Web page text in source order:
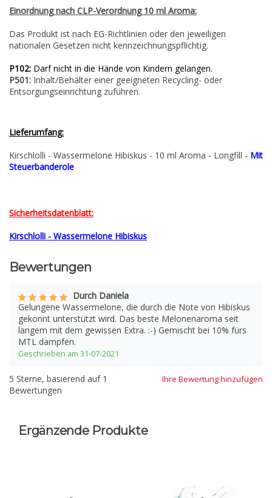
Einordnung nach CLP-Verordnung 10 ml Aroma:
Das Produkt ist nach EG-Richtlinien oder den jeweiligen
nationalen Gesetzen nicht kennzeichnungspflichtig.
P102: Darf nicht in die Hände von Kindern gelangen.
P501: Inhalt/Behälter einer geeigneten Recycling- oder
Entsorgungseinrichtung zuführen.
Lieferumfang:
Kirschlolli - Wassermelone Hibiskus - 10 ml Aroma - Longfill - Mit
Steuerbanderole
Sicherheitsdatenblatt:
Kirschlolli - Wassermelone Hibiskus
Bewertungen
Durch Daniela
Gelungene Wassermelone, die durch die Note von Hibiskus
gekonnt unterstützt wird. Das beste Melonenaroma seit
langem mit dem gewissen Extra. :-) Gemischt bei 10% fürs
MTL dampfen.
Geschrieben am 31-07-2021
Ihre Bewertung hinzufügen
5 Sterne, basierend auf 1
Bewertungen
Ergänzende Produkte